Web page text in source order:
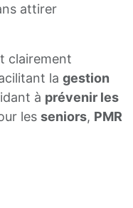
attirer
clairement
la gestion
à prévenir les
les seniors, PMR